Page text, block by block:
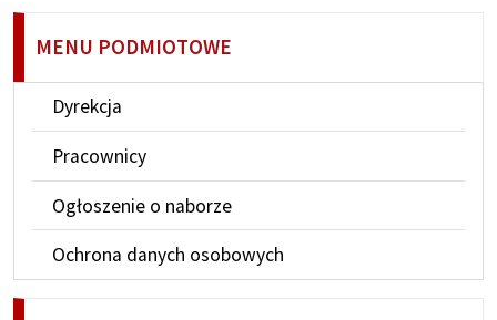
MENU PODMIOTOWE
Dyrekcja
Pracownicy
Ogłoszenie o naborze
Ochrona danych osobowych